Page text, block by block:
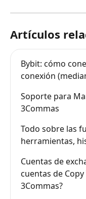
Artículos
Bybit: cómo
conexión
Soporte para
3Commas
Todo sobre las
herramientas,
Cuentas de
cuentas de
3Commas?